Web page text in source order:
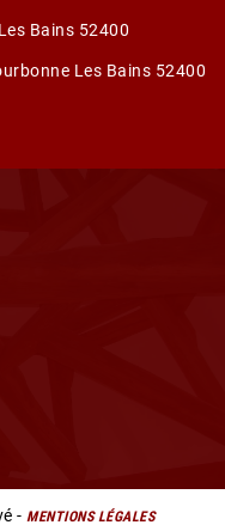
Bains 52400
Les Bains 52400
- MENTIONS LÉGALES